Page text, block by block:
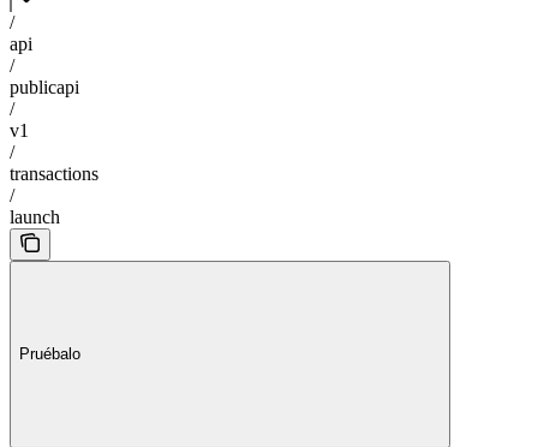
/
api
/
publicapi
/
v1
/
transactions
/
launch
Pruébalo